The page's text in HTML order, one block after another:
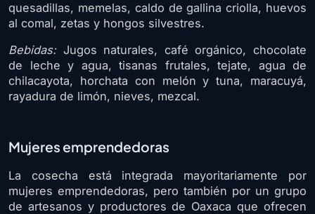
quesadillas, memelas, caldo de gallina criolla, huevos
al comal, zetas y hongos silvestres.
Bebidas:Jugos naturales, café orgánico, chocolate
de leche y agua, tisanas frutales, tejate, agua de
chilacayota, horchata con melón y tuna, maracuyá,
rayadura de limón, nieves, mezcal.
Mujeres emprendedoras
La cosecha está integrada mayoritariamente por
mujeres emprendedoras, pero también por un grupo
de artesanos y productores de Oaxaca que ofrecen